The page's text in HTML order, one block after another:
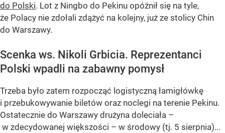
do Polski. Lot z Ningbo do Pekinu opóźnił się na tyle,
że Polacy nie zdołali zdążyć na kolejny, już ze stolicy Chin
do Warszawy.
Scenka ws. Nikoli Grbicia. Reprezentanci
Polski wpadli na zabawny pomysł
Trzeba było zatem rozpocząć logistyczną łamigłówkę
i przebukowywanie biletów oraz noclegi na terenie Pekinu.
Ostatecznie do Warszawy drużyna doleciała –
w zdecydowanej większości – w środowy (tj. 5 sierpnia)...